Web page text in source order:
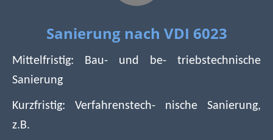
Sanierung nach VDI 6023
Mittelfristig: Bau- und be- triebstechnische
Sanierung
Kurzfristig: Verfahrenstech- nische Sanierung,
z.B.